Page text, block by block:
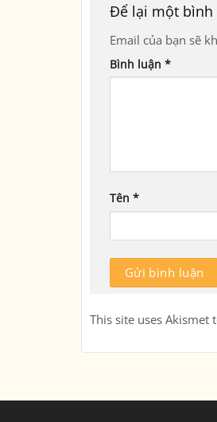
Để lại một bình
Email của bạn sẽ
Bình luận *
Tên *
This site uses Akismet